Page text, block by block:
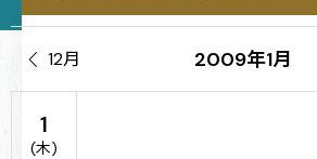
 12月 2009年1月
1
(木)